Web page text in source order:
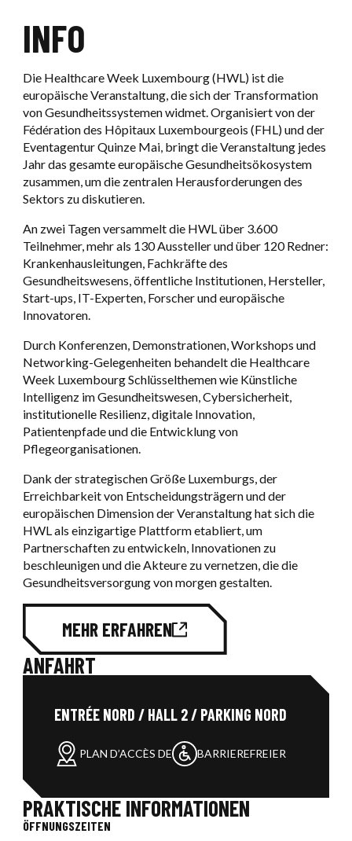
UNSERE SERVICES
UNSERE PARTNER
EINE VERANSTALTUNG BUCHEN
KONTAKT FÜR PARTNER
SERVICES FÜR AUSSTELLER
KONTAKT FÜR AUSSTELLER
LUXEXPO THE BOX
UNSERE VERPFLICHTUNGEN
AKTUELLES
INFO
Die Healthcare Week Luxembourg (HWL) ist die
europäische Veranstaltung, die sich der Transformation
von Gesundheitssystemen widmet. Organisiert von der
Fédération des Hôpitaux Luxembourgeois (FHL) und der
Eventagentur Quinze Mai, bringt die Veranstaltung jedes
Jahr das gesamte europäische Gesundheitsökosystem
zusammen, um die zentralen Herausforderungen des
Sektors zu diskutieren.
An zwei Tagen versammelt die HWL über 3.600
Teilnehmer, mehr als 130 Aussteller und über 120 Redner:
Krankenhausleitungen, Fachkräfte des
Gesundheitswesens, öffentliche Institutionen, Hersteller,
Start-ups, IT-Experten, Forscher und europäische
Innovatoren.
Durch Konferenzen, Demonstrationen, Workshops und
Networking-Gelegenheiten behandelt die Healthcare
Week Luxembourg Schlüsselthemen wie Künstliche
Intelligenz im Gesundheitswesen, Cybersicherheit,
institutionelle Resilienz, digitale Innovation,
Patientenpfade und die Entwicklung von
Pflegeorganisationen.
Dank der strategischen Größe Luxemburgs, der
Erreichbarkeit von Entscheidungsträgern und der
europäischen Dimension der Veranstaltung hat sich die
HWL als einzigartige Plattform etabliert, um
Partnerschaften zu entwickeln, Innovationen zu
beschleunigen und die Akteure zu vernetzen, die die
Gesundheitsversorgung von morgen gestalten.
MEHR ERFAHREN
ANFAHRT
ENTRÉE NORD / HALL 2 / PARKING NORD
PLAN D’ACCÈS DE BARRIEREFREIER
PRAKTISCHE INFORMATIONEN
ÖFFNUNGSZEITEN